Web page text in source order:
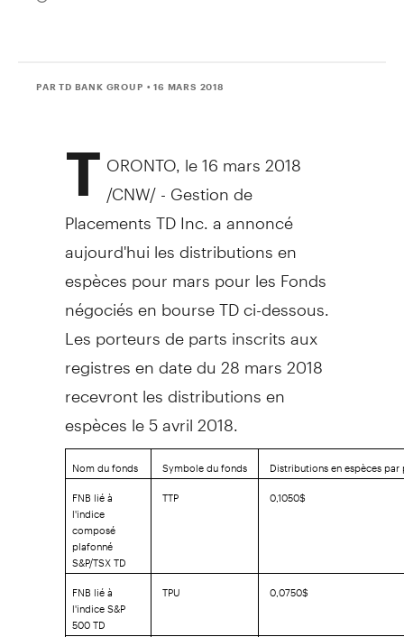
PAR TD BANK GROUP • 16 MARS 2018
T ORONTO , le 16 mars 2018
/CNW/ - Gestion de
Placements TD Inc. a annoncé
aujourd'hui les distributions en
espèces pour mars pour les Fonds
négociés en bourse TD ci-dessous.
Les porteurs de parts inscrits aux
registres en date du 28 mars 2018
recevront les distributions en
espèces le 5 avril 2018.
Nom du fonds Symbole du fonds
Distributions en espèces par
FNB lié à
l'indice
composé
plafonné
S&P/TSX TD
TTP 0,1050$
FNB lié à
l'indice S&P
500 TD
TPU 0,0750$